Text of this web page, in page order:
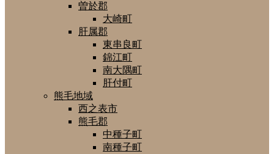
曽於郡
大崎町
肝属郡
東串良町
錦江町
南大隅町
肝付町
熊毛地域
西之表市
熊毛郡
中種子町
南種子町